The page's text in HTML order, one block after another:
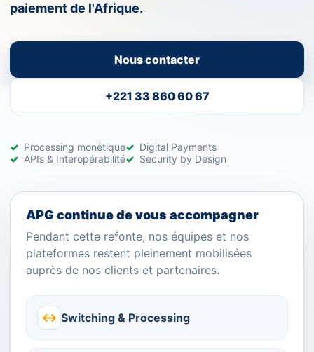
paiement de l'Afrique.
Nous contacter
+221 33 860 60 67
Processing monétique
Digital Payments
APIs & Interopérabilité
Security by Design
APG continue de vous accompagner
Pendant cette refonte, nos équipes et nos
plateformes restent pleinement mobilisées
auprès de nos clients et partenaires.
↔ Switching & Processing